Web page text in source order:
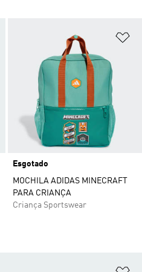
Adicionar à Lista de Desejos
Esgotado
MOCHILA ADIDAS MINECRAFT
PARA CRIANÇA
Criança Sportswear